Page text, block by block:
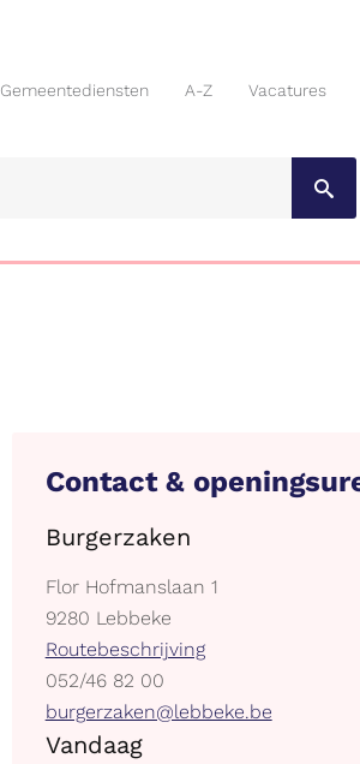
Gemeentediensten A-Z Vacatures
Contact &
Burgerzaken
Adres
Flor Hofmanslaan 1
,
9280 Lebbeke
Stratenplan
Routebeschrijving
tel.
052/46 82 00
E-
mail
burgerzaken@lebbeke.be
Openingsuren
Vandaag